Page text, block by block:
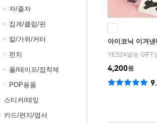
자/줄자
집게/클립/핀
칼/가위/커터
펀치
풀/테이프/접착제
POP용품
스티커/테잎
카드/편지/엽서
아이코닉 이겨
YES24발송 GIFT
4,200원